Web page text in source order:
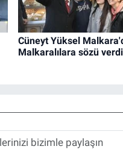
Cüneyt Yüksel
Malkaralılara sözü verdi